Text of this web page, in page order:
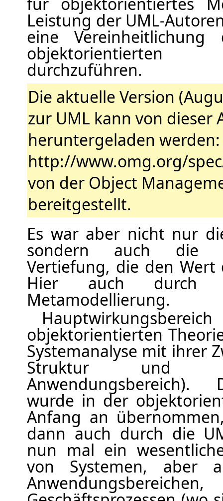
Leistung der UML-
eine Vereinheitlichung
objektorientierten
durchzuführen.
Die aktuelle Version
zur UML kann von dieser
heruntergeladen werden:
http://www.omg.org/
von der Object
bereitgestellt.
Es war aber nicht nur
sondern auch die
Vertiefung, die den Wert
Hier auch durch
Metamodellierung.
objektorientierten
Systemanalyse mit ihrer
Struktur und
Anwendungsbereich).
wurde in der
Anfang an
dann auch durch die
nun mal ein
von Systemen, aber